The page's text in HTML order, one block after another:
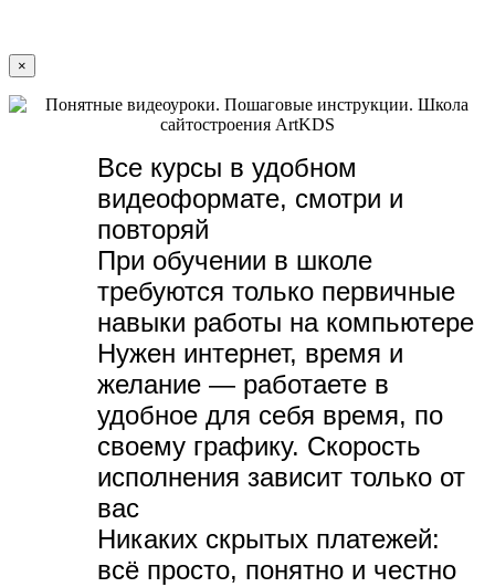
×
Все курсы в удобном
видеоформате, смотри и
повторяй
При обучении в школе
требуются только первичные
навыки работы на компьютере
Нужен интернет, время и
желание — работаете в
удобное для себя время, по
своему графику. Скорость
исполнения зависит только от
вас
Никаких скрытых платежей:
всё просто, понятно и честно